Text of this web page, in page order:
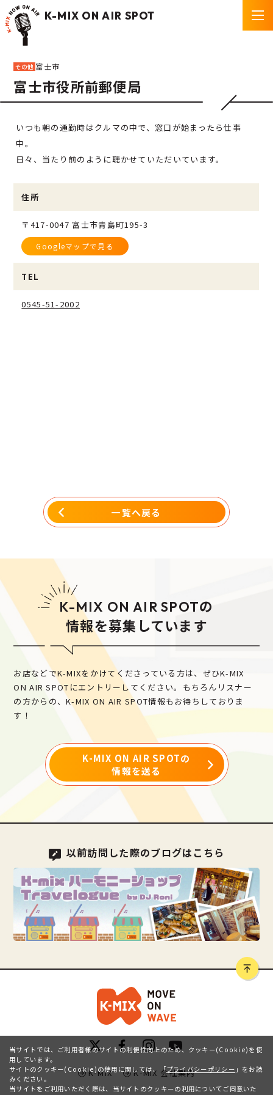
K-MIX ON AIR SPOT
その他 富士市
富士市役所前郵便局
いつも朝の通勤時はクルマの中で、窓口が始まったら仕事
中。
日々、当たり前のように聴かせていただいています。
住所
〒417-0047 富士市青島町195-3
Googleマップで見る
TEL
0545-51-2002
一覧へ戻る
K-MIX ON AIR SPOTの
情報を募集しています
お店などでK-MIXをかけてくださっている方は、ぜひK-MIX
ON AIR SPOTにエントリーしてください。 もちろんリスナー
の方からの、K-MIX ON AIR SPOT情報もお待ちしておりま
す！
K-MIX ON AIR SPOTの
情報を送る
以前訪問した際のブログはこちら
K-MIX K-MIX 会社案内
当サイトでは、ご利用者様のサイトの利便性向上のため、クッキー(Cookie)を使
用しています。
サイトのクッキー(Cookie)の使用に関しては、
「プライバシーポリシー 」をお読
みください。
当サイトをご利用いただく際は、当サイトのクッキーの利用についてご同意いた